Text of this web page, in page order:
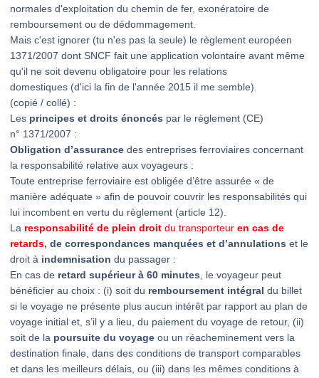
normales d'exploitation du chemin de fer, exonératoire de
remboursement ou de dédommagement.
Mais c'est ignorer (tu n'es pas la seule) le règlement européen
1371/2007 dont SNCF fait une application volontaire avant même
qu'il ne soit devenu obligatoire pour les relations
domestiques (d'ici la fin de l'année 2015 il me semble).
(copié / collé) :
Les principes et droits énoncés par le règlement (CE)
n° 1371/2007 :
Obligation d’assurance des entreprises ferroviaires concernant
la responsabilité relative aux voyageurs :
Toute entreprise ferroviaire est obligée d’être assurée « de
manière adéquate » afin de pouvoir couvrir les responsabilités qui
lui incombent en vertu du règlement (article 12).
La responsabilité de plein droit du transporteur en cas de
retards, de correspondances manquées et d’annulations et le
droit à indemnisation du passager :
En cas de retard supérieur à 60 minutes, le voyageur peut
bénéficier au choix : (i) soit du remboursement intégral du billet
si le voyage ne présente plus aucun intérêt par rapport au plan de
voyage initial et, s’il y a lieu, du paiement du voyage de retour, (ii)
soit de la poursuite du voyage ou un réacheminement vers la
destination finale, dans des conditions de transport comparables
et dans les meilleurs délais, ou (iii) dans les mêmes conditions à